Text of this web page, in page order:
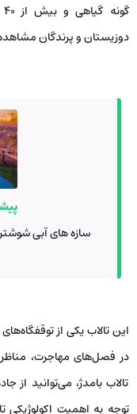
دوزیستان و پرندگان
این تالاب یکی از
در فصل‌های مهاجرت،
تالاب بامدژ، می‌توانید از
توجه به اهمیت اکولوژیکی